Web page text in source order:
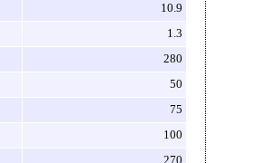
10.9
1.3
280
50
75
100
270